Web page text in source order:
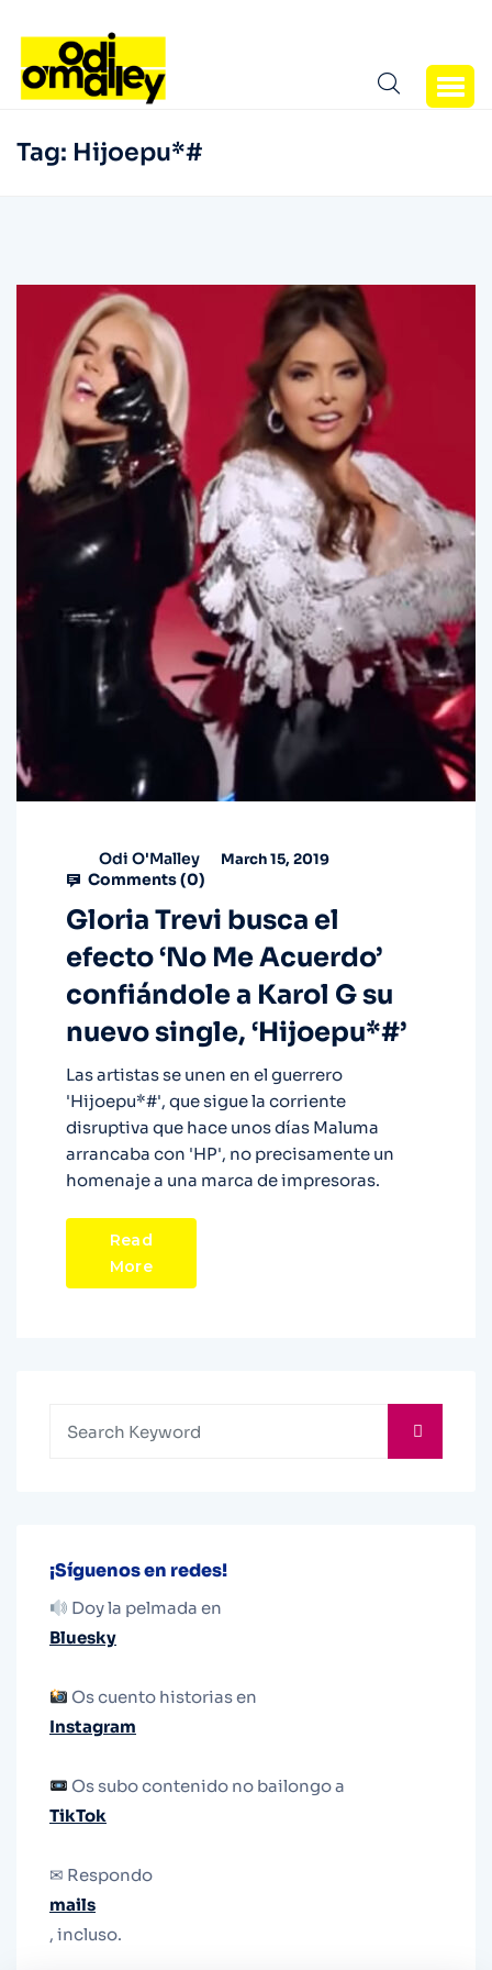
Tag: Hijoepu*#
Odi O'Malley March 15, 2019
Comments (0)
Gloria Trevi busca el
efecto ‘No Me Acuerdo’
confiándole a Karol G su
nuevo single, ‘Hijoepu*#’
Las artistas se unen en el guerrero
'Hijoepu*#', que sigue la corriente
disruptiva que hace unos días Maluma
arrancaba con 'HP', no precisamente un
homenaje a una marca de impresoras.
Read
More
¡Síguenos en redes!
Doy la pelmada en
Bluesky
Os cuento historias en
Instagram
Os subo contenido no bailongo a
TikTok
✉ Respondo
mails
, incluso.